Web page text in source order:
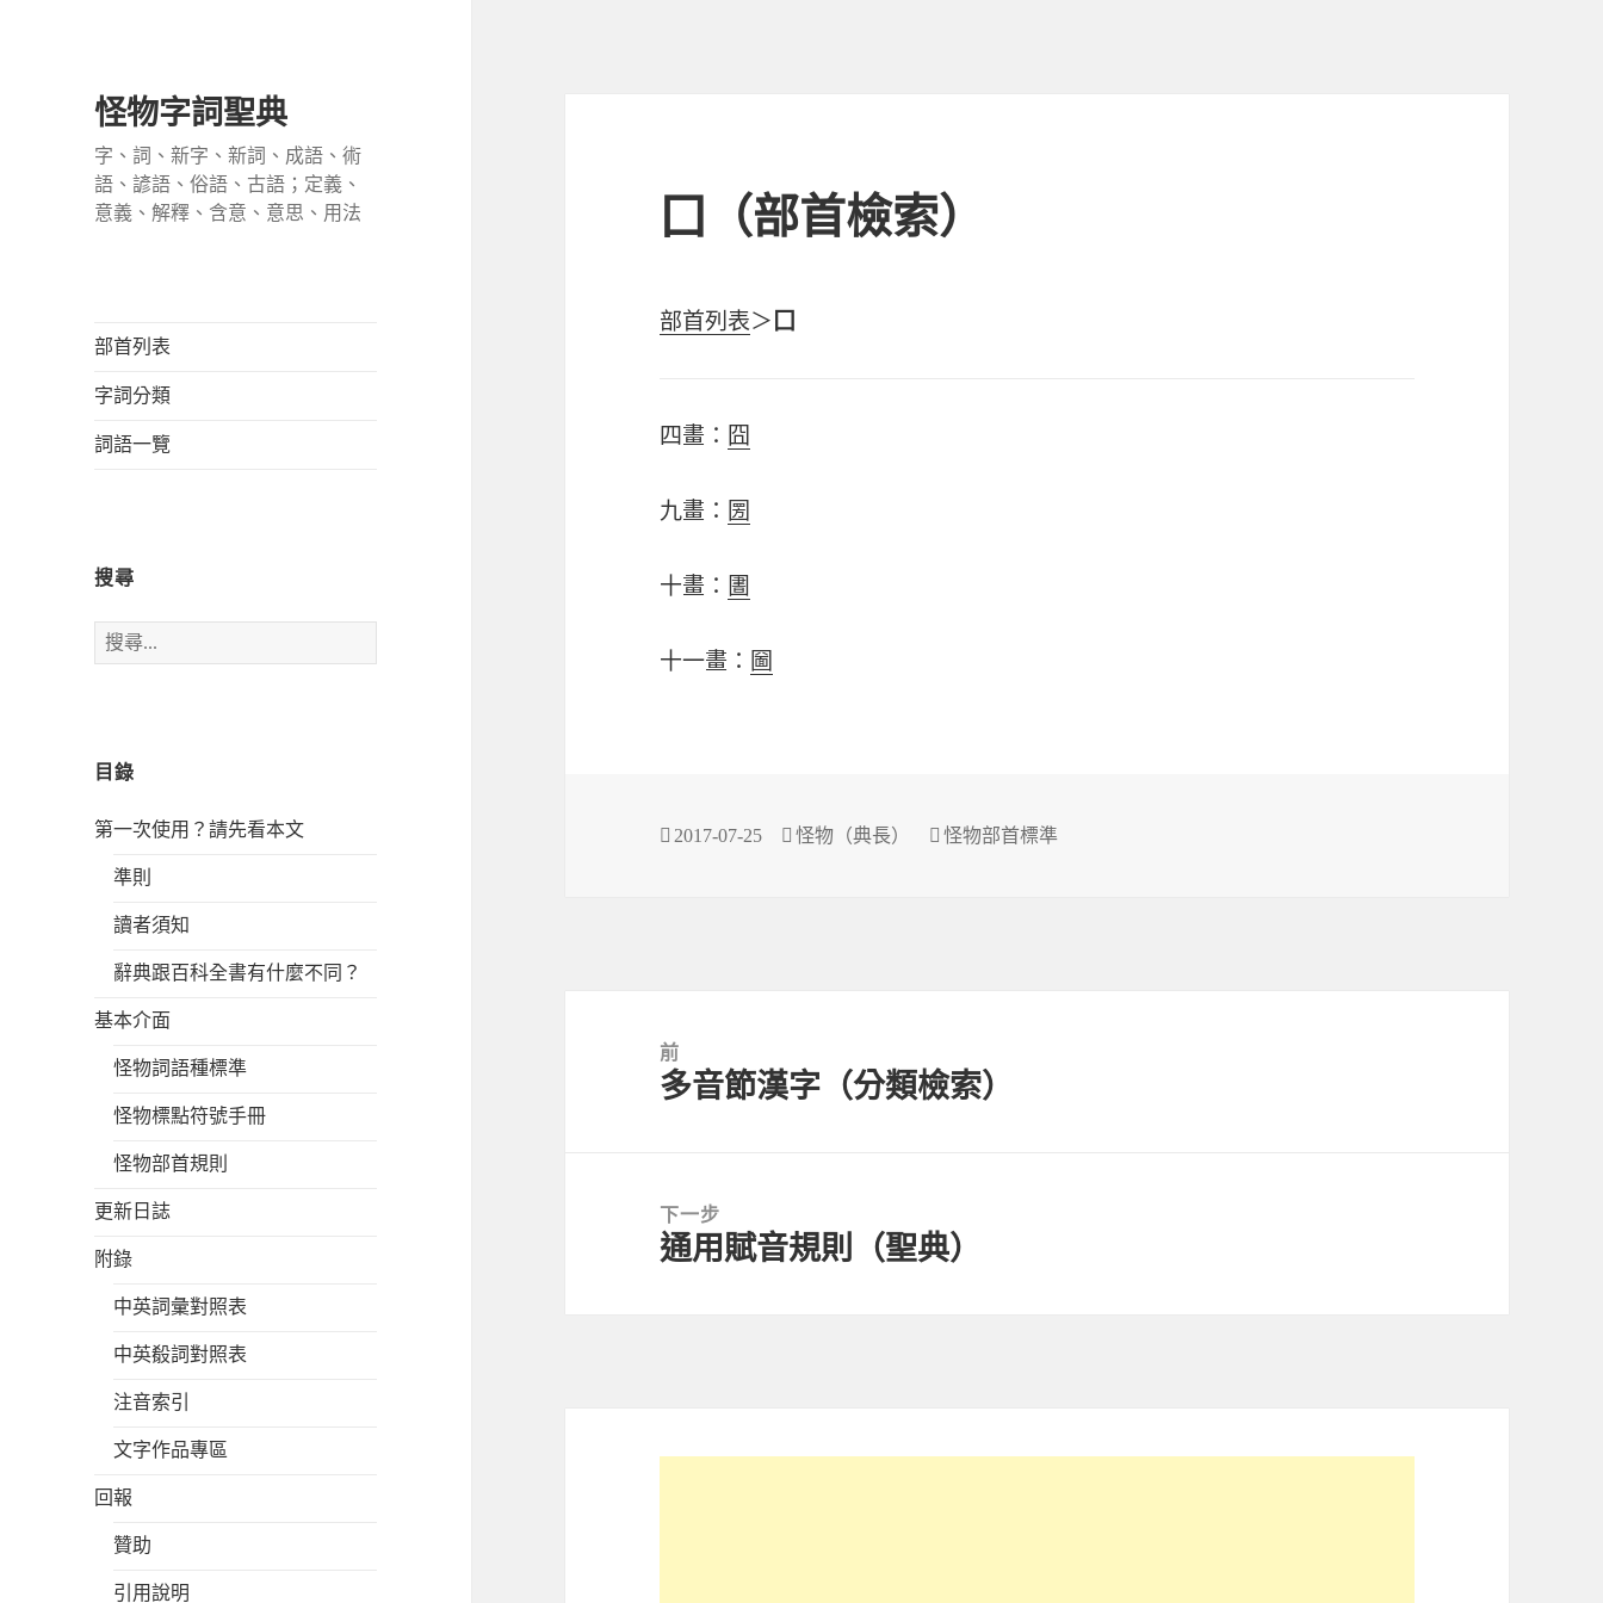
怪物字詞聖典
字、詞、新字、新詞、成語、術
語、諺語、俗語、古語；定義、
意義、解釋、含意、意思、用法
部首列表
字詞分類
詞語一覽
搜尋
搜
尋
目錄
第一次使用？請先看本文
準則
讀者須知
辭典跟百科全書有什麼不同？
基本介面
怪物詞語種標準
怪物標點符號手冊
怪物部首規則
更新日誌
附錄
中英詞彙對照表
中英殽詞對照表
注音索引
文字作品專區
回報
贊助
引用說明
囗（部首檢索）
部首列表＞ 囗
四畫： 囧
九畫： 圐
十畫： 圕
十一畫： 圙
發
2017-07-25
作
怪物（典長）
分
怪物部首標準
前
上
章：
多音節漢字（分類檢索）
下一步
下
通用賦音規則（聖典）